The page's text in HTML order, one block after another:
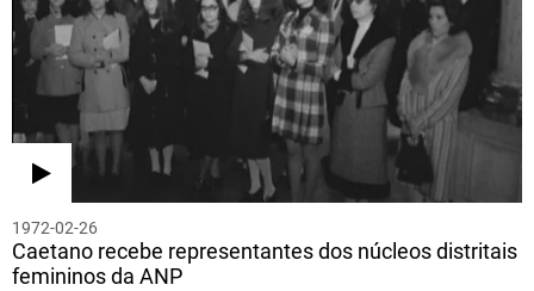
1972-02-26
Caetano recebe representantes dos núcleos distritais
femininos da ANP